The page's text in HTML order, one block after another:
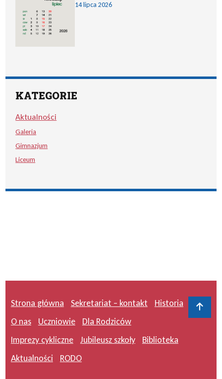
14 lipca 2026
KATEGORIE
Aktualności
Galeria
Gimnazjum
Liceum
Strona główna Sekretariat – kontakt
Historia
O nas
Uczniowie
Dla Rodziców
Imprezy cykliczne
Jubileusz szkoły
Biblioteka
Aktualności
RODO
Do